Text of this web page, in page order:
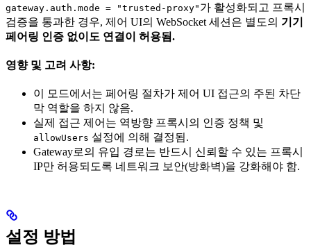
gateway.auth.mode = "trusted-proxy" 가 활성화되고 프록시
검증을 통과한 경우, 제어 UI의 WebSocket 세션은 별도의 기기
페어링 인증 없이도 연결이 허용됨.
영향 및 고려 사항:
이 모드에서는 페어링 절차가 제어 UI 접근의 주된 차단
막 역할을 하지 않음.
실제 접근 제어는 역방향 프록시의 인증 정책 및
allowUsers 설정에 의해 결정됨.
Gateway로의 유입 경로는 반드시 신뢰할 수 있는 프록시
IP만 허용되도록 네트워크 보안(방화벽)을 강화해야 함.
설정 방법